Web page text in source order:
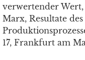
verwertender Wert,
Marx, Resultate
17, Frankfurt am